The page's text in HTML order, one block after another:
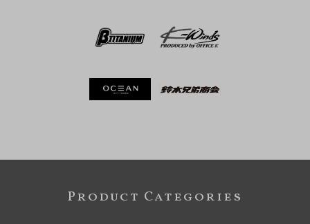
Product Categories